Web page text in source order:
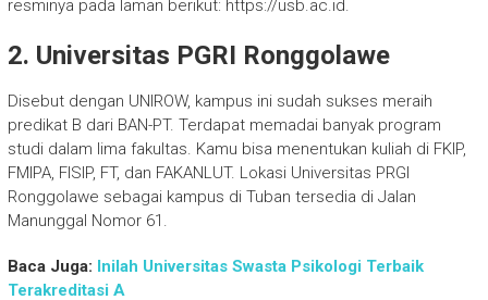
resminya pada laman berikut: https://usb.ac.id.
2. Universitas PGRI Ronggolawe
Disebut dengan UNIROW, kampus ini sudah sukses meraih
predikat B dari BAN-PT. Terdapat memadai banyak program
studi dalam lima fakultas. Kamu bisa menentukan kuliah di FKIP,
FMIPA, FISIP, FT, dan FAKANLUT. Lokasi Universitas PRGI
Ronggolawe sebagai kampus di Tuban tersedia di Jalan
Manunggal Nomor 61.
Baca Juga: Inilah Universitas Swasta Psikologi Terbaik
Terakreditasi A